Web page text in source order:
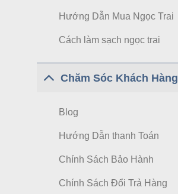
Hướng Dẫn Mua Ngọc Trai
Cách làm sạch ngọc trai
Chăm Sóc Khách Hàng
Blog
Hướng Dẫn thanh Toán
Chính Sách Bảo Hành
Chính Sách Đổi Trả Hàng